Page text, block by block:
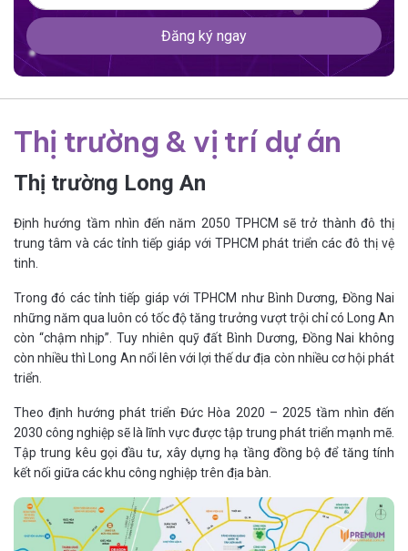
Đăng ký ngay
Thị trường & vị trí dự án
Thị trường Long An
Định hướng tầm nhìn đến năm 2050 TPHCM sẽ trở thành đô thị
trung tâm và các tỉnh tiếp giáp với TPHCM phát triển các đô thị vệ
tinh.
Trong đó các tỉnh tiếp giáp với TPHCM như Bình Dương, Đồng Nai
những năm qua luôn có tốc độ tăng trưởng vượt trội chỉ có Long An
còn “chậm nhịp”. Tuy nhiên quỹ đất Bình Dương, Đồng Nai không
còn nhiều thì Long An nổi lên với lợi thế dư địa còn nhiều cơ hội phát
triển.
Theo định hướng phát triển Đức Hòa 2020 – 2025 tầm nhìn đến
2030 công nghiệp sẽ là lĩnh vực được tập trung phát triển mạnh mẽ.
Tập trung kêu gọi đầu tư, xây dựng hạ tầng đồng bộ để tăng tính
kết nối giữa các khu công nghiệp trên địa bàn.